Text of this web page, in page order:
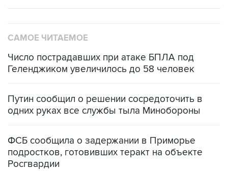
САМОЕ ЧИТАЕМОЕ
Число пострадавших при атаке БПЛА под
Геленджиком увеличилось до 58 человек
Путин сообщил о решении сосредоточить в
одних руках все службы тыла Минобороны
ФСБ сообщила о задержании в Приморье
подростков, готовивших теракт на объекте
Росгвардии